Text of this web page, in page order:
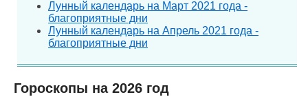
Лунный календарь на Март 2021 года -
благоприятные дни
Лунный календарь на Апрель 2021 года -
благоприятные дни
Гороскопы на 2026 год